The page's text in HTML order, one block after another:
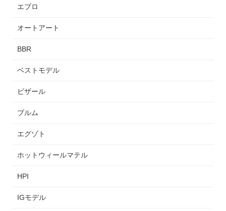
エブロ
オートアート
BBR
ベストモデル
ビザール
ブルム
エグゾト
ホットウィールマテル
HPI
IGモデル